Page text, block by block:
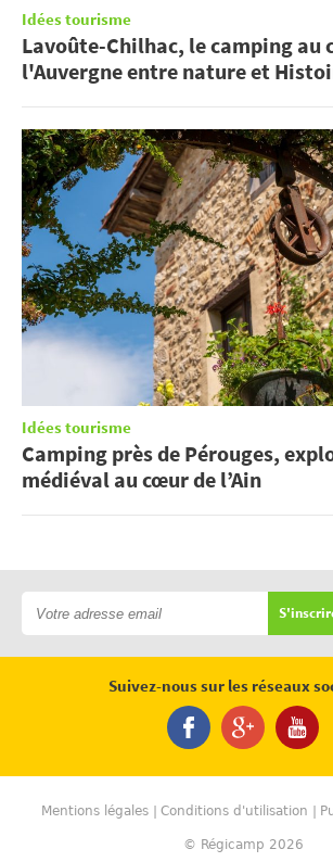
Idées tourisme
Lavoûte-Chilhac, le camping au
l'Auvergne entre nature et
Idées tourisme
Camping près de Pérouges,
médiéval au cœur de l’Ain
Suivez-nous sur les réseaux
Mentions légales Conditions d'utilisation
© Régicamp 2026